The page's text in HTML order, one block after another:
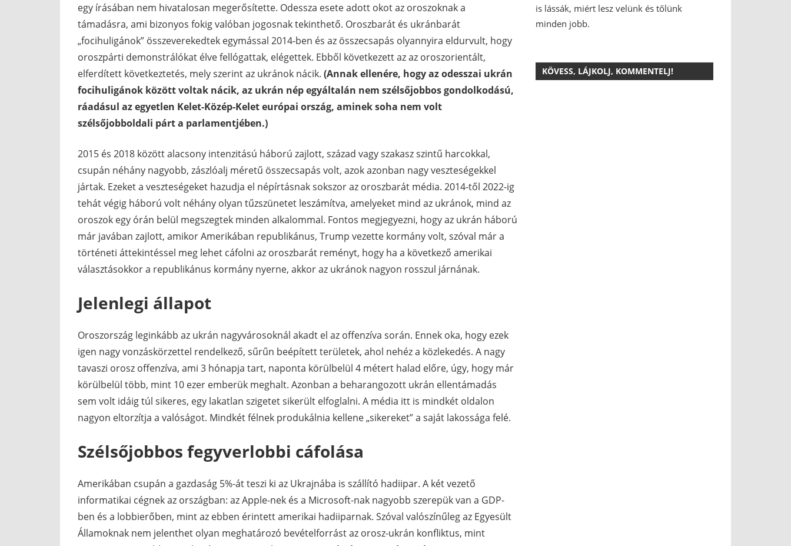
egy írásában nem hivatalosan megerősítette. Odessza esete adott okot az oroszoknak a
támadásra, ami bizonyos fokig valóban jogosnak tekinthető. Oroszbarát és ukránbarát
„focihuligánok” összeverekedtek egymással 2014-ben és az összecsapás olyannyira eldurvult, hogy
oroszpárti demonstrálókat élve fellógattak, elégettek. Ebből következett az az oroszorientált,
elferdített következtetés, mely szerint az ukránok nácik. (Annak ellenére, hogy az odesszai ukrán
focihuligánok között voltak nácik, az ukrán nép egyáltalán nem szélsőjobbos gondolkodású,
ráadásul az egyetlen Kelet-Közép-Kelet európai ország, aminek soha nem volt
szélsőjobboldali párt a parlamentjében.)
2015 és 2018 között alacsony intenzitású háború zajlott, század vagy szakasz szintű harcokkal,
csupán néhány nagyobb, zászlóalj méretű összecsapás volt, azok azonban nagy veszteségekkel
jártak. Ezeket a veszteségeket hazudja el népírtásnak sokszor az oroszbarát média. 2014-től 2022-ig
tehát végig háború volt néhány olyan tűzszünetet leszámítva, amelyeket mind az ukránok, mind az
oroszok egy órán belül megszegtek minden alkalommal. Fontos megjegyezni, hogy az ukrán háború
már javában zajlott, amikor Amerikában republikánus, Trump vezette kormány volt, szóval már a
történeti áttekintéssel meg lehet cáfolni az oroszbarát reményt, hogy ha a következő amerikai
választásokkor a republikánus kormány nyerne, akkor az ukránok nagyon rosszul járnának.
Jelenlegi állapot
Oroszország leginkább az ukrán nagyvárosoknál akadt el az offenzíva során. Ennek oka, hogy ezek
igen nagy vonzáskörzettel rendelkező, sűrűn beépített területek, ahol nehéz a közlekedés. A nagy
tavaszi orosz offenzíva, ami 3 hónapja tart, naponta körülbelül 4 métert halad előre, úgy, hogy már
körülbelül több, mint 10 ezer emberük meghalt. Azonban a beharangozott ukrán ellentámadás
sem volt idáig túl sikeres, egy lakatlan szigetet sikerült elfoglalni. A média itt is mindkét oldalon
nagyon eltorzítja a valóságot. Mindkét félnek produkálnia kellene „sikereket” a saját lakossága felé.
Szélsőjobbos fegyverlobbi cáfolása
Amerikában csupán a gazdaság 5%-át teszi ki az Ukrajnába is szállító hadiipar. A két vezető
informatikai cégnek az országban: az Apple-nek és a Microsoft-nak nagyobb szerepük van a GDP-
ben és a lobbierőben, mint az ebben érintett amerikai hadiiparnak. Szóval valószínűleg az Egyesült
Államoknak nem jelenthet olyan meghatározó bevételforrást az orosz-ukrán konfliktus, mint
is lássák, miért lesz velünk és tőlünk
minden jobb.
KÖVESS, LÁJKOLJ, KOMMENTELJ!